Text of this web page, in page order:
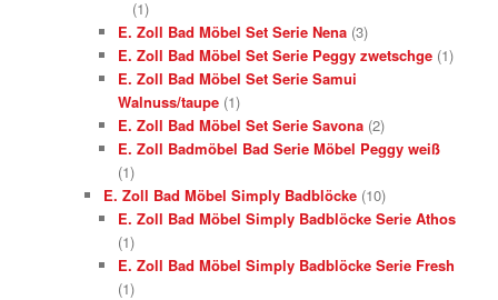
(1)
E. Zoll Bad Möbel Set Serie Nena (3)
E. Zoll Bad Möbel Set Serie Peggy zwetschge (1)
E. Zoll Bad Möbel Set Serie Samui
Walnuss/taupe (1)
E. Zoll Bad Möbel Set Serie Savona (2)
E. Zoll Badmöbel Bad Serie Möbel Peggy weiß
(1)
E. Zoll Bad Möbel Simply Badblöcke (10)
E. Zoll Bad Möbel Simply Badblöcke Serie Athos
(1)
E. Zoll Bad Möbel Simply Badblöcke Serie Fresh
(1)